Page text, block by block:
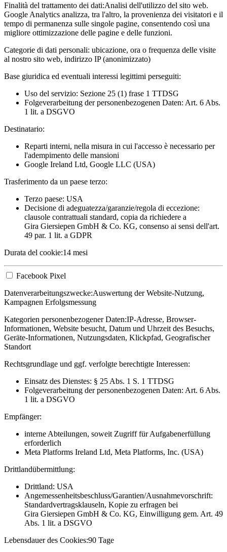
Finalità del trattamento dei dati:Analisi dell'utilizzo del sito web.
Google Analytics analizza, tra l'altro, la provenienza dei visitatori e il
tempo di permanenza sulle singole pagine, consentendo così una
migliore ottimizzazione delle pagine e delle funzioni.
Categorie di dati personali: ubicazione, ora o frequenza delle visite
al nostro sito web, indirizzo IP (anonimizzato)
Base giuridica ed eventuali interessi legittimi perseguiti:
Uso del servizio: Sezione 25 (1) frase 1 TTDSG
Folgeverarbeitung der personenbezogenen Daten: Art. 6 Abs.
1 lit. a DSGVO
Destinatario:
Reparti interni, nella misura in cui l'accesso è necessario per
l'adempimento delle mansioni
Google Ireland Ltd, Google LLC (USA)
Trasferimento da un paese terzo:
Terzo paese: USA
Decisione di adeguatezza/garanzie/regola di eccezione:
clausole contrattuali standard, copia da richiedere a
Gira Giersiepen GmbH & Co. KG, consenso ai sensi dell'art.
49 par. 1 lit. a GDPR
Durata del cookie:14 mesi
Facebook Pixel
Datenverarbeitungszwecke:Auswertung der Website-Nutzung,
Kampagnen Erfolgsmessung
Kategorien personenbezogener Daten:IP-Adresse, Browser-
Informationen, Website besucht, Datum und Uhrzeit des Besuchs,
Geräte-Informationen, Nutzungsdaten, Klickpfad, Geografischer
Standort
Rechtsgrundlage und ggf. verfolgte berechtigte Interessen:
Einsatz des Dienstes: § 25 Abs. 1 S. 1 TTDSG
Folgeverarbeitung der personenbezogenen Daten: Art. 6 Abs.
1 lit. a DSGVO
Empfänger:
interne Abteilungen, soweit Zugriff für Aufgabenerfüllung
erforderlich
Meta Platforms Ireland Ltd, Meta Platforms, Inc. (USA)
Drittlandübermittlung:
Drittland: USA
Angemessenheitsbeschluss/Garantien/Ausnahmevorschrift:
Standardvertragsklauseln, Kopie zu erfragen bei
Gira Giersiepen GmbH & Co. KG, Einwilligung gem. Art. 49
Abs. 1 lit. a DSGVO
Lebensdauer des Cookies:90 Tage